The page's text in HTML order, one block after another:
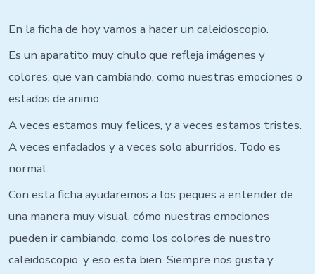
En la ficha de hoy vamos a hacer un caleidoscopio.
Es un aparatito muy chulo que refleja imágenes y
colores, que van cambiando, como nuestras emociones o
estados de animo.
A veces estamos muy felices, y a veces estamos tristes.
A veces enfadados y a veces solo aburridos. Todo es
normal.
Con esta ficha ayudaremos a los peques a entender de
una manera muy visual, cómo nuestras emociones
pueden ir cambiando, como los colores de nuestro
caleidoscopio, y eso esta bien. Siempre nos gusta y